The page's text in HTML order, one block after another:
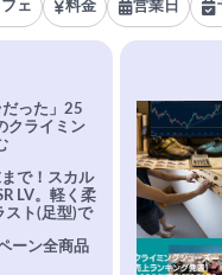
ェ 料金 営業日
だった」25
クライミン
で！スカル
LV。軽く柔
スト(足型)で
ーン全商品